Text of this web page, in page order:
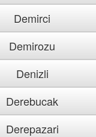
Demirci
Demirozu
Denizli
Derebucak
Derepazari